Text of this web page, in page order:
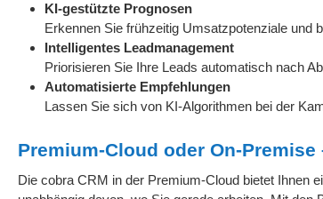
KI-gestützte Prognosen
Erkennen Sie frühzeitig Umsatzpotenziale und
Intelligentes Leadmanagement
Priorisieren Sie Ihre Leads automatisch nach
Automatisierte Empfehlungen
Lassen Sie sich von KI-Algorithmen bei der
Premium-Cloud oder On-Premise
Die cobra CRM in der Premium-Cloud bietet Ihnen